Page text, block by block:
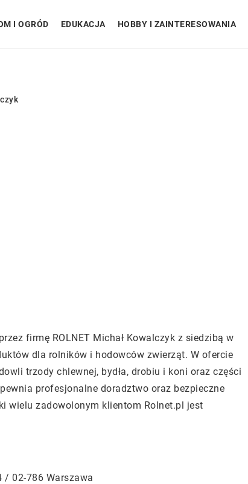
I OGRÓD EDUKACJA HOBBY I ZAINTERESOWANIA
firmę ROLNET Michał Kowalczyk z siedzibą w
dla rolników i hodowców zwierząt. W ofercie
trzody chlewnej, bydła, drobiu i koni oraz części
profesjonalne doradztwo oraz bezpieczne
wielu zadowolonym klientom Rolnet.pl jest
/ 02-786 Warszawa